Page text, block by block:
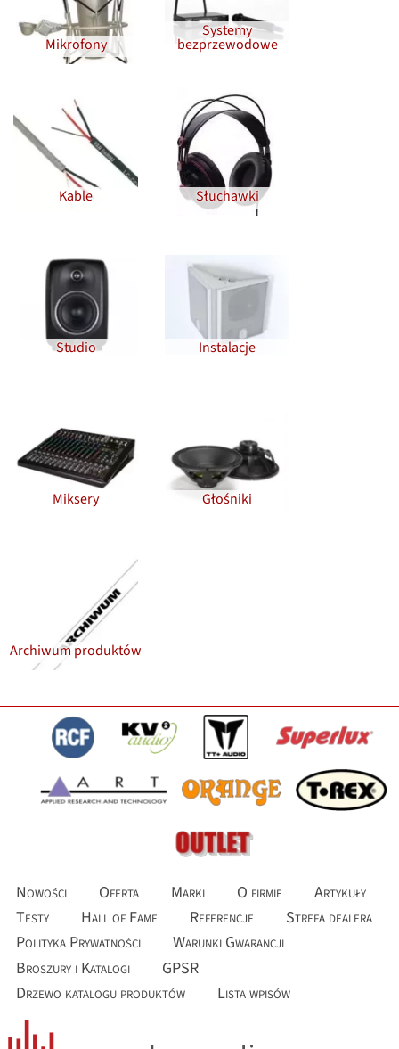
Mikrofony
Systemy
bezprzewodowe
Kable Słuchawki
Studio Instalacje
Miksery Głośniki
Archiwum produktów
Nowości Oferta Marki O firmie
Artykuły
Testy
Hall of Fame Referencje
Strefa dealera
Polityka Prywatności
Warunki Gwarancji
Broszury i Katalogi
GPSR
Drzewo katalogu produktów
Lista wpisów